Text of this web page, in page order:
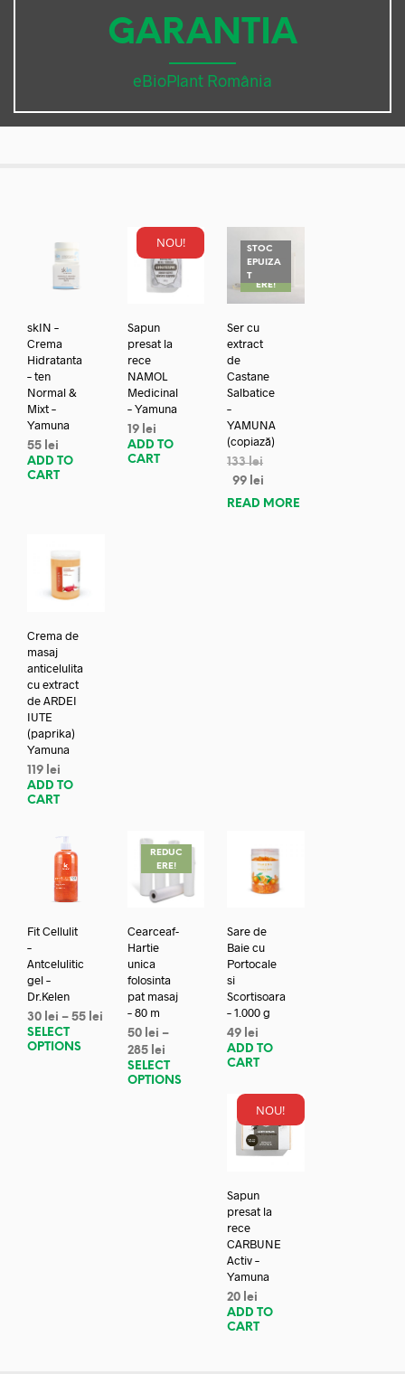
GARANTIA
eBioPlant România
skIN –
Crema
Hidratanta
– ten
Normal &
Mixt –
Yamuna
55 lei
ADD TO
CART
NOU!
Sapun
presat la
rece
NAMOL
Medicinal
– Yamuna
19 lei
ADD TO
CART
STOC
EPUIZA
TREDUC
ERE!
Ser cu
extract
de
Castane
Salbatice
–
YAMUNA
(copiază)
133lei
99 lei
READ MORE
Crema de
masaj
anticelulita
cu extract
de ARDEI
IUTE
(paprika)
Yamuna
119 lei
ADD TO
CART
Fit Cellulit
–
Antcelulitic
gel –
Dr.Kelen
30 lei – 55 lei
SELECT
OPTIONS
REDUC
ERE!
Cearceaf-
Hartie
unica
folosinta
pat masaj
– 80 m
50 lei –
285 lei
SELECT
OPTIONS
Sare de
Baie cu
Portocale
si
Scortisoara
– 1.000 g
49 lei
ADD TO
CART
NOU!
Sapun
presat la
rece
CARBUNE
Activ –
Yamuna
20 lei
ADD TO
CART